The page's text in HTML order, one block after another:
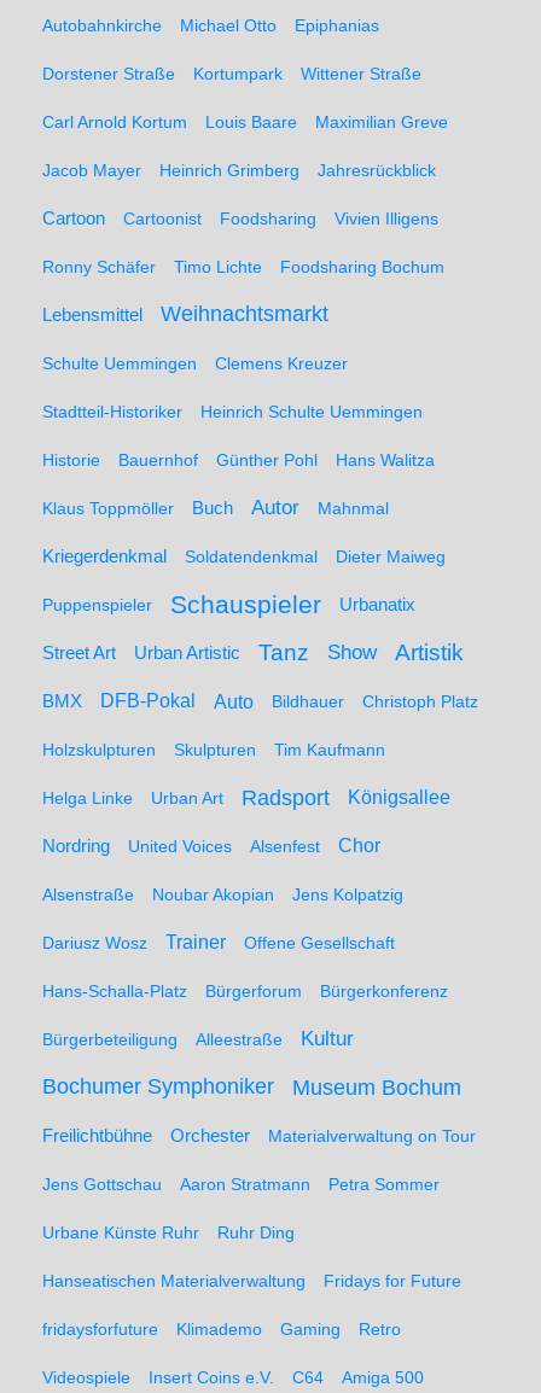
Autobahnkirche Michael Otto Epiphanias
Dorstener Straße Kortumpark Wittener Straße
Carl Arnold Kortum Louis Baare Maximilian Greve
Jacob Mayer Heinrich Grimberg Jahresrückblick
Cartoon Cartoonist Foodsharing Vivien Illigens
Ronny Schäfer Timo Lichte Foodsharing Bochum
Lebensmittel Weihnachtsmarkt
Schulte Uemmingen Clemens Kreuzer
Stadtteil-Historiker Heinrich Schulte Uemmingen
Historie Bauernhof Günther Pohl Hans Walitza
Klaus Toppmöller Buch Autor Mahnmal
Kriegerdenkmal Soldatendenkmal Dieter Maiweg
Puppenspieler Schauspieler Urbanatix
Street Art Urban Artistic Tanz Show Artistik
BMX DFB-Pokal Auto Bildhauer Christoph Platz
Holzskulpturen Skulpturen Tim Kaufmann
Helga Linke Urban Art Radsport Königsallee
Nordring United Voices Alsenfest Chor
Alsenstraße Noubar Akopian Jens Kolpatzig
Dariusz Wosz Trainer Offene Gesellschaft
Hans-Schalla-Platz Bürgerforum Bürgerkonferenz
Bürgerbeteiligung Alleestraße Kultur
Bochumer Symphoniker Museum Bochum
Freilichtbühne Orchester Materialverwaltung on Tour
Jens Gottschau Aaron Stratmann Petra Sommer
Urbane Künste Ruhr Ruhr Ding
Hanseatischen Materialverwaltung Fridays for Future
fridaysforfuture Klimademo Gaming Retro
Videospiele Insert Coins e.V. C64 Amiga 500